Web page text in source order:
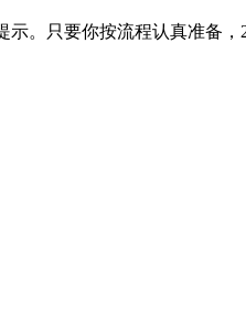
。只要你按流程认真准备